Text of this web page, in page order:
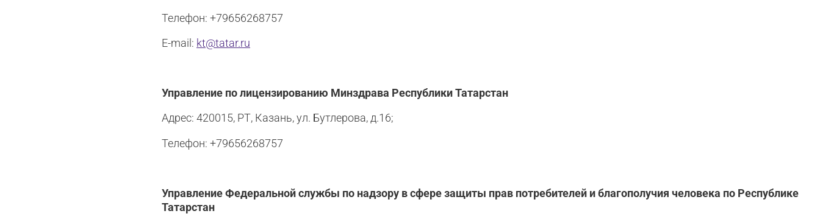
Телефон: +79656268757
E-mail: kt@tatar.ru
Управление по лицензированию Минздрава Республики Татарстан
Адрес: 420015, РТ, Казань, ул. Бутлерова, д.16;
Телефон: +79656268757
Управление Федеральной службы по надзору в сфере защиты прав потребителей и благополучия человека по Республике
Татарстан